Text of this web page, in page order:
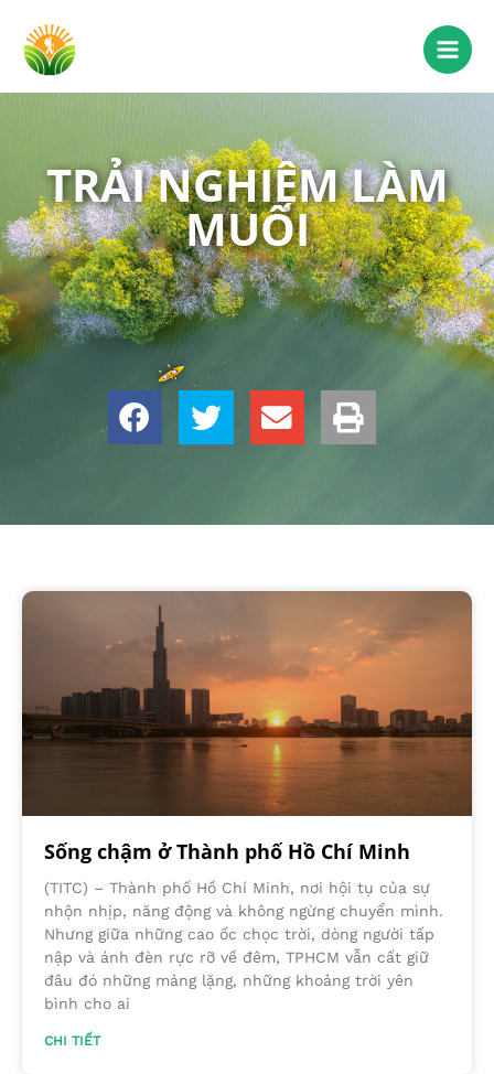
TRẢI NGHIỆM LÀM
MUỐI
Sống chậm ở Thành phố Hồ Chí Minh
(TITC) – Thành phố Hồ Chí Minh, nơi hội tụ của sự
nhộn nhịp, năng động và không ngừng chuyển mình.
Nhưng giữa những cao ốc chọc trời, dòng người tấp
nập và ánh đèn rực rỡ về đêm, TPHCM vẫn cất giữ
đâu đó những mảng lặng, những khoảng trời yên
bình cho ai
CHI TIẾT